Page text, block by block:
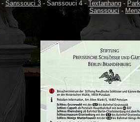
- Sanssouci 3- Sanssouci 4 -Textanhang -
Sanssouci -